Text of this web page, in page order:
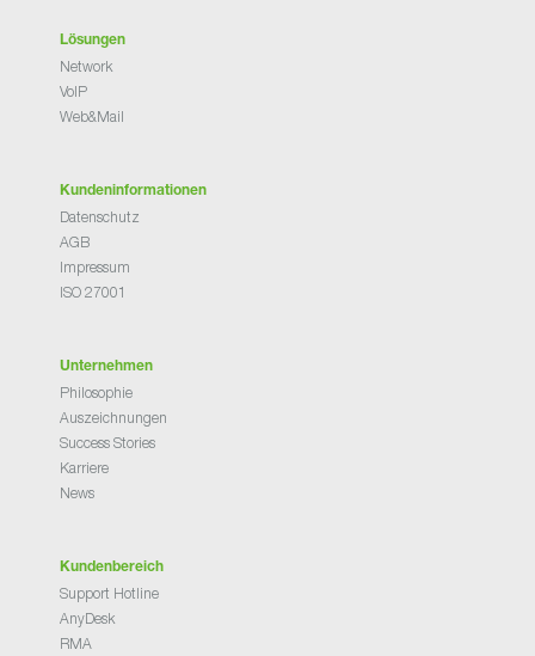
Lösungen
Network
VoIP
Web&Mail
Kundeninformationen
Datenschutz
AGB
Impressum
ISO 27001
Unternehmen
Philosophie
Auszeichnungen
Success Stories
Karriere
News
Kundenbereich
Support Hotline
AnyDesk
RMA